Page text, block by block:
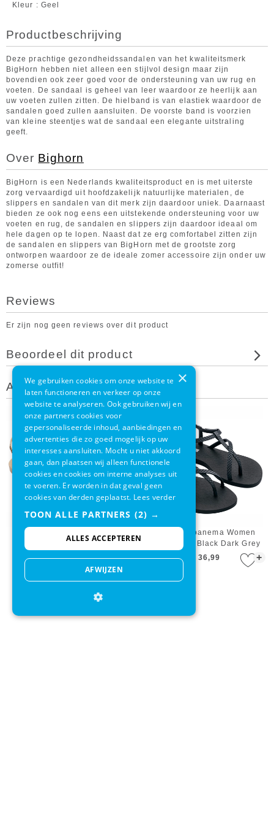
Kleur Geel
Productbeschrijving
Deze prachtige gezondheidssandalen van het kwaliteitsmerk
BigHorn hebben niet alleen een stijlvol design maar zijn
bovendien ook zeer goed voor de ondersteuning van uw rug en
voeten. De sandaal is geheel van leer waardoor ze heerlijk aan
uw voeten zullen zitten. De hielband is van elastiek waardoor de
sandalen goed zullen aansluiten. De voorste band is voorzien
van kleine steentjes wat de sandaal een elegante uitstraling
geeft.
Over Bighorn
BigHorn is een Nederlands kwali­teitsproduct en is met uiterste
zorg vervaardigd uit hoofdzakelijk natuurlijke materialen, de
slippers en sandalen van dit merk zijn daardoor uniek. Daarnaast
bieden ze ook nog eens een uitstekende ondersteuning voor uw
voeten en rug, de sandalen en slippers zijn daardoor ideaal om
hele dagen op te lopen. Naast dat ze erg comfortabel zitten zijn
de sandalen en slippers van BigHorn met de grootste zorg
ontworpen waardoor ze de ideale zomer accessoire zijn onder uw
zomerse outfit!
Reviews
Er zijn nog geen reviews over dit product
Beoordeel dit product
Andere klanten bekeken ook
+
Sandaal Ipanema Women
Class Wish Beige Gold 22
€ 36,99
+
Sandaal Ipanema Women
Class Wish Black Dark Grey
€ 36,99
×
We gebruiken cookies om onze website te
laten functioneren en verkeer op onze
website te analyseren. Ook gebruiken wij en
onze partners cookies voor
gepersonaliseerde inhoud, aanbiedingen en
advertenties die zo goed mogelijk op uw
interesses aansluiten. Mocht u niet akkoord
gaan, dan plaatsen wij alleen functionele
cookies en cookies om interne analyses uit
te voeren. Er worden in dat geval geen
cookies van derden geplaatst. Lees verder
TOON ALLE PARTNERS (2) →
ALLES ACCEPTEREN
AFWIJZEN